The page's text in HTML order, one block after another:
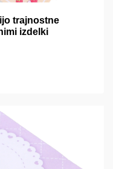
trajnostne
izdelki